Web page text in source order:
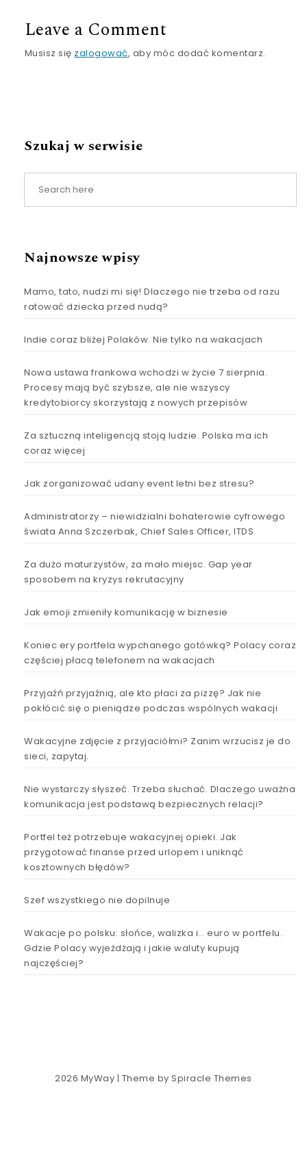
Leave a Comment
Musisz się zalogować, aby móc dodać komentarz.
Szukaj w serwisie
Najnowsze wpisy
Mamo, tato, nudzi mi się! Dlaczego nie trzeba od razu
ratować dziecka przed nudą?
Indie coraz bliżej Polaków. Nie tylko na wakacjach
Nowa ustawa frankowa wchodzi w życie 7 sierpnia.
Procesy mają być szybsze, ale nie wszyscy
kredytobiorcy skorzystają z nowych przepisów
Za sztuczną inteligencją stoją ludzie. Polska ma ich
coraz więcej
Jak zorganizować udany event letni bez stresu?
Administratorzy – niewidzialni bohaterowie cyfrowego
świata Anna Szczerbak, Chief Sales Officer, ITDS
Za dużo maturzystów, za mało miejsc. Gap year
sposobem na kryzys rekrutacyjny
Jak emoji zmieniły komunikację w biznesie
Koniec ery portfela wypchanego gotówką? Polacy coraz
częściej płacą telefonem na wakacjach
Przyjaźń przyjaźnią, ale kto płaci za pizzę? Jak nie
pokłócić się o pieniądze podczas wspólnych wakacji
Wakacyjne zdjęcie z przyjaciółmi? Zanim wrzucisz je do
sieci, zapytaj.
Nie wystarczy słyszeć. Trzeba słuchać. Dlaczego uważna
komunikacja jest podstawą bezpiecznych relacji?
Portfel też potrzebuje wakacyjnej opieki. Jak
przygotować finanse przed urlopem i uniknąć
kosztownych błędów?
Szef wszystkiego nie dopilnuje
Wakacje po polsku: słońce, walizka i… euro w portfelu.
Gdzie Polacy wyjeżdżają i jakie waluty kupują
najczęściej?
2026 MyWay | Theme bySpiracle Themes